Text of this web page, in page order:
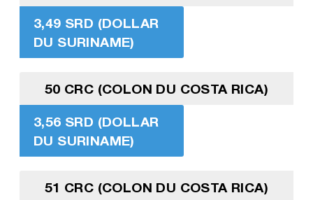
3,49 SRD (DOLLAR
DU SURINAME)
50 CRC (COLON DU COSTA RICA)
3,56 SRD (DOLLAR
DU SURINAME)
51 CRC (COLON DU COSTA RICA)